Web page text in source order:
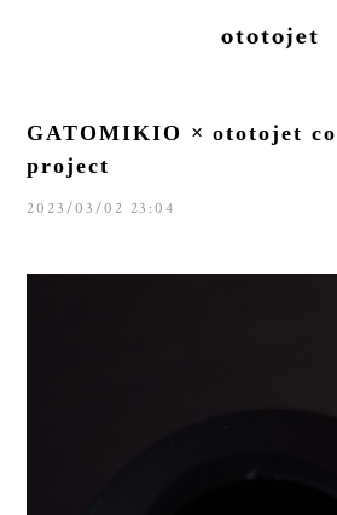
ototojet
GATOMIKIO × ototojet
project
2023/03/02 23:04